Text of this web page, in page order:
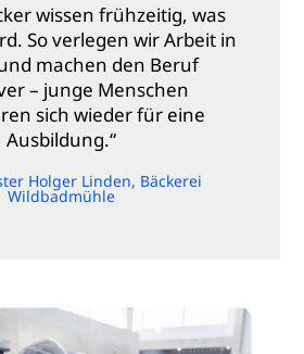
wissen frühzeitig, was
So verlegen wir Arbeit in
machen den Beruf
– junge Menschen
sich wieder für eine
Ausbildung.“
Holger Linden, Bäckerei
Wildbadmühle